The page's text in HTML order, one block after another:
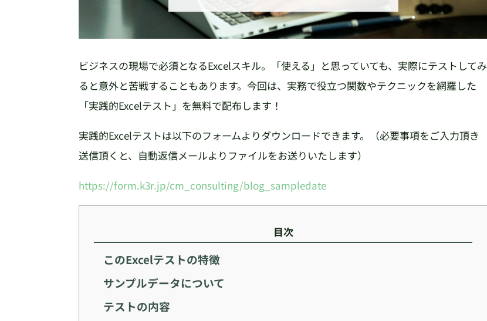
ビジネスの現場で必須となるExcelスキル。「使える」と思っていても、実際にテストしてみ
ると意外と苦戦することもあります。今回は、実務で役立つ関数やテクニックを網羅した
「実践的Excelテスト」を無料で配布します！
実践的Excelテストは以下のフォームよりダウンロードできます。（必要事項をご入力頂き
送信頂くと、自動返信メールよりファイルをお送りいたします）
https://form.k3r.jp/cm_consulting/blog_sampledate
目次
このExcelテストの特徴
サンプルデータについて
テストの内容